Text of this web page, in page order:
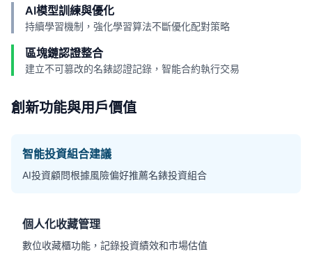
AI模型訓練與優化
持續學習機制，強化學習算法不斷優化配對策略
區塊鏈認證整合
建立不可篡改的名錶認證記錄，智能合約執行交易
創新功能與用戶價值
智能投資組合建議
AI投資顧問根據風險偏好推薦名錶投資組合
個人化收藏管理
數位收藏櫃功能，記錄投資績效和市場估值